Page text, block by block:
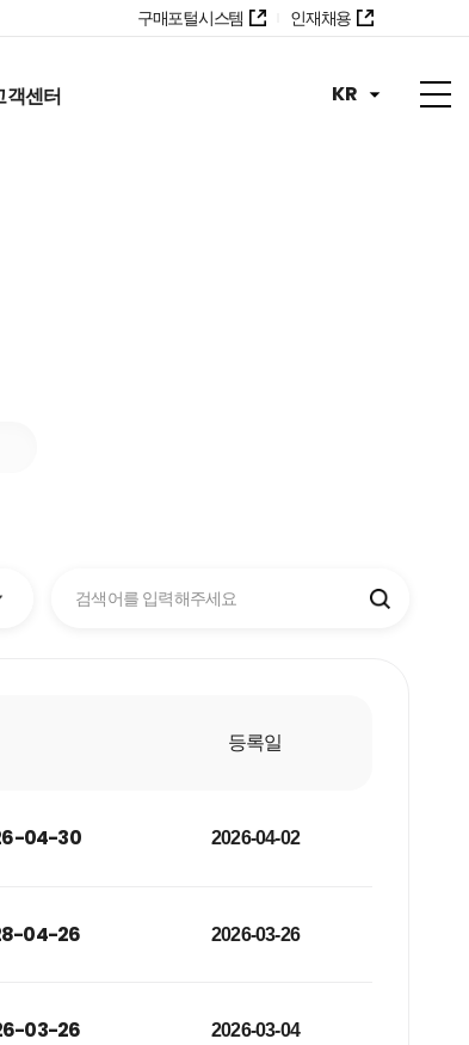
구매포털시스템 인재채용
객센터 KR
등록일
04-30 2026-04-02
04-26 2026-03-26
03-26 2026-03-04